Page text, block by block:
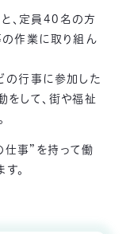
、定員40名の方
の作業に取り組ん
の行事に参加した
して、 街や福祉
仕事”を持って働
。